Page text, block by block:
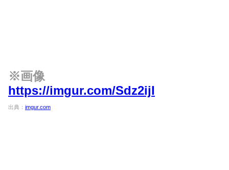
※画像
https://imgur.com/Sdz2ijI
出典： imgur.com